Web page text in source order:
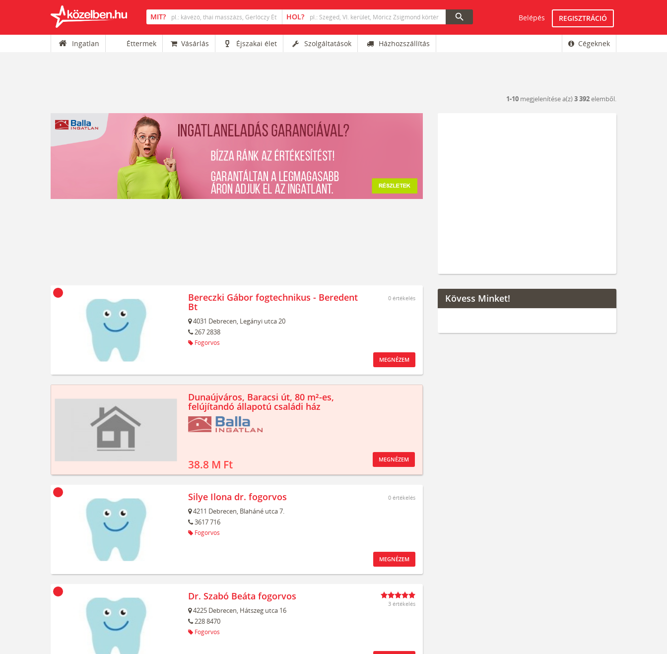
search Belépés REGISZTRÁCIÓ
Ingatlan Éttermek Vásárlás Éjszakai élet Szolgáltatások Házhozszállítás Cégeknek
1-10 megjelenítése a(z)3 392elemből.
Bereczki Gábor fogtechnikus - Beredent
Bt
4031 Debrecen, Legányi utca 20
267 2838
Fogorvos
0 értékelés
MEGNÉZEM
Dunaújváros, Baracsi út, 80 m²-es,
felújítandó állapotú családi ház
38.8 M Ft MEGNÉZEM
Silye Ilona dr. fogorvos
4211 Debrecen, Blaháné utca 7.
3617 716
Fogorvos
0 értékelés
MEGNÉZEM
Dr. Szabó Beáta fogorvos
4225 Debrecen, Hátszeg utca 16
228 8470
Fogorvos
3 értékelés
Kövess Minket!